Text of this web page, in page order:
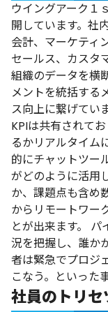
ウイングアーク １
開しています。社
会計、マーケティ
セールス、カスタ
組織のデータを横
メントを統括する
ス向上に繋げていま
KPIは共有されて
るかリアルタイム
的にチャットツー
がどのように活用
か、課題点も含め
からリモートワー
とが出来ます。
パ
況を把握し、誰か
者は緊急でプロジ
こなう。といった
社員のトリ